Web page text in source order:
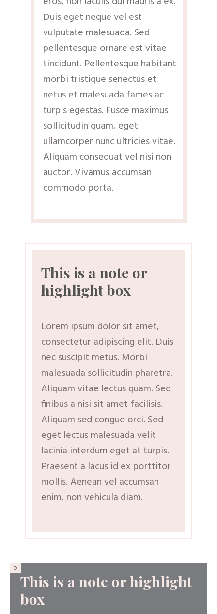
Duis eget neque vel est
vulputate malesuada. Sed
pellentesque ornare est vitae
tincidunt. Pellentesque habitant
morbi tristique senectus et
netus et malesuada fames ac
turpis egestas. Fusce maximus
sollicitudin quam, eget
ullamcorper nunc ultricies vitae.
Aliquam consequat vel nisi non
auctor. Vivamus accumsan
commodo porta.
This is a note or
highlight box
Lorem ipsum dolor sit amet,
consectetur adipiscing elit. Duis
nec suscipit metus. Morbi
malesuada sollicitudin pharetra.
Aliquam vitae lectus quam. Sed
finibus a nisi sit amet facilisis.
Aliquam sed congue orci. Sed
eget lectus malesuada velit
lacinia interdum eget at turpis.
Praesent a lacus id ex porttitor
mollis. Aenean vel accumsan
enim, non vehicula diam.
This is a note or highlight
box